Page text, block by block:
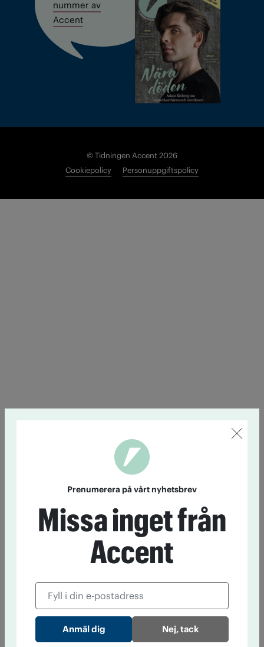
nummer av
Accent
© Tidningen Accent 2026
Cookiepolicy
Personuppgiftspolicy
Prenumerera på vårt nyhetsbrev
Missa inget från
Accent
Nej, tack